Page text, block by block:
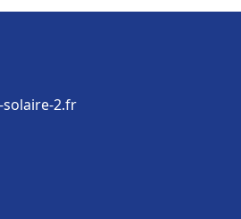
solaire-2.fr